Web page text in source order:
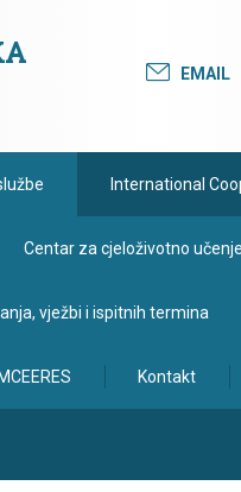
EMAIL
International
Centar za cjeloživotno učenje
vježbi i ispitnih termina
IMCEERES Kontakt